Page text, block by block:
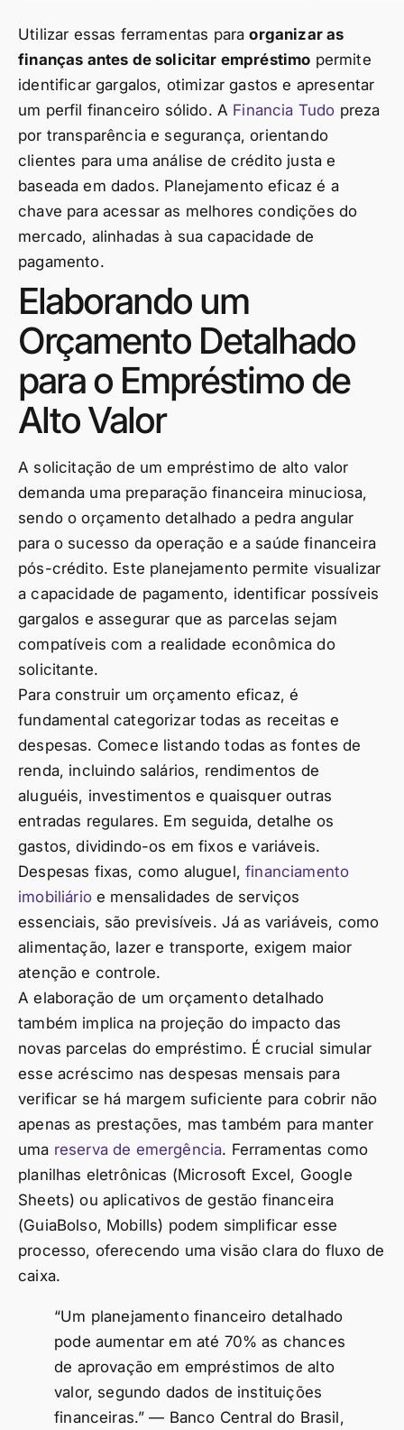
Utilizar essas ferramentas paraorganizar as
finanças antes de solicitar empréstimo permite
identificar gargalos, otimizar gastos e apresentar
um perfil financeiro sólido. A Financia Tudo preza
por transparência e segurança, orientando
clientes para uma análise de crédito justa e
baseada em dados. Planejamento eficaz é a
chave para acessar as melhores condições do
mercado, alinhadas à sua capacidade de
pagamento.
Elaborando um
Orçamento Detalhado
para o Empréstimo de
Alto Valor
A solicitação de um empréstimo de alto valor
demanda uma preparação financeira minuciosa,
sendo o orçamento detalhado a pedra angular
para o sucesso da operação e a saúde financeira
pós-crédito. Este planejamento permite visualizar
a capacidade de pagamento, identificar possíveis
gargalos e assegurar que as parcelas sejam
compatíveis com a realidade econômica do
solicitante.
Para construir um orçamento eficaz, é
fundamental categorizar todas as receitas e
despesas. Comece listando todas as fontes de
renda, incluindo salários, rendimentos de
aluguéis, investimentos e quaisquer outras
entradas regulares. Em seguida, detalhe os
gastos, dividindo-os em fixos e variáveis.
Despesas fixas, como aluguel,financiamento
imobiliárioe mensalidades de serviços
essenciais, são previsíveis. Já as variáveis, como
alimentação, lazer e transporte, exigem maior
atenção e controle.
A elaboração de um orçamento detalhado
também implica na projeção do impacto das
novas parcelas do empréstimo. É crucial simular
esse acréscimo nas despesas mensais para
verificar se há margem suficiente para cobrir não
apenas as prestações, mas também para manter
uma reserva de emergência. Ferramentas como
planilhas eletrônicas (Microsoft Excel, Google
Sheets) ou aplicativos de gestão financeira
(GuiaBolso, Mobills) podem simplificar esse
processo, oferecendo uma visão clara do fluxo de
caixa.
“Um planejamento financeiro detalhado
pode aumentar em até 70% as chances
de aprovação em empréstimos de alto
valor, segundo dados de instituições
financeiras.” — Banco Central do Brasil,